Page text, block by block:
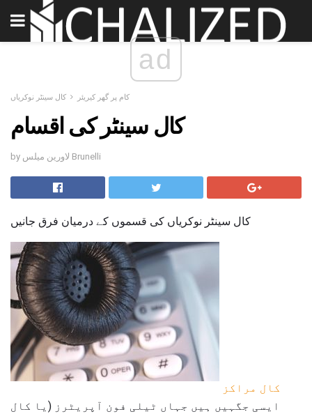
ad
کام پر گھر کیریئر کال سینٹر نوکریاں
کال سینٹر کی اقسام
by لاورین میلس Brunelli
کال سینٹر نوکریاں کی قسموں کے درمیان فرق جانیں
کال مراکز
ایسی جگہیں ہیں جہاں ٹیلی فون آپریٹرز (یا کال